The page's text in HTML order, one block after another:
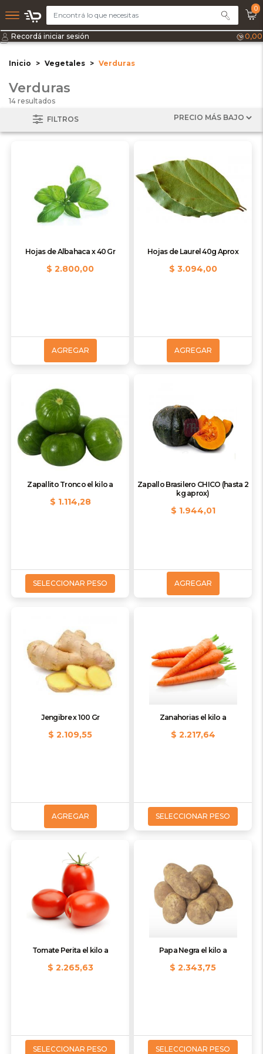
0
Recordá iniciar sesión 0,00
Inicio Vegetales Verduras
Verduras
14 resultados
FILTROS
Hojas de Albahaca x 40 Gr
$ 2.800,00
AGREGAR
Hojas de Laurel 40g Aprox
$ 3.094,00
AGREGAR
Zapallito Tronco el kilo a
$ 1.114,28
SELECCIONAR PESO
Zapallo Brasilero CHICO (hasta 2
kg aprox)
$ 1.944,01
AGREGAR
Jengibre x 100 Gr
$ 2.109,55
AGREGAR
Zanahorias el kilo a
$ 2.217,64
SELECCIONAR PESO
Tomate Perita el kilo a
$ 2.265,63
SELECCIONAR PESO
Papa Negra el kilo a
$ 2.343,75
SELECCIONAR PESO